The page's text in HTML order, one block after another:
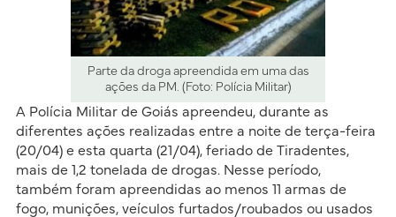
Parte da droga apreendida em uma das
ações da PM. (Foto: Polícia Militar)
A Polícia Militar de Goiás apreendeu, durante as
diferentes ações realizadas entre a noite de terça-feira
(20/04) e esta quarta (21/04), feriado de Tiradentes,
mais de 1,2 tonelada de drogas. Nesse período,
também foram apreendidas ao menos 11 armas de
fogo, munições, veículos furtados/roubados ou usados